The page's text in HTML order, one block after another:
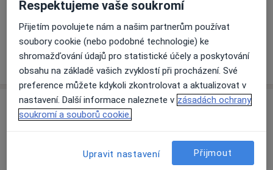
Informace o službách a cenách nejsou k dispozici
Tento specialista ještě nepřidával žádné informace o
svých službách.
Adresa
U Nemocnice 84, Příbram261 26
Respektujeme vaše soukromí
Přijetím povolujete nám a našim partnerům používat
soubory cookie (nebo podobné technologie) ke
shromažďování údajů pro statistické účely a poskytování
obsahu na základě vašich zvyklostí při procházení. Své
preference můžete kdykoli zkontrolovat a aktualizovat v
nastavení. Další informace naleznete v zásadách ochrany
soukromí a souborů cookie.
Upravit nastavení Přijmout